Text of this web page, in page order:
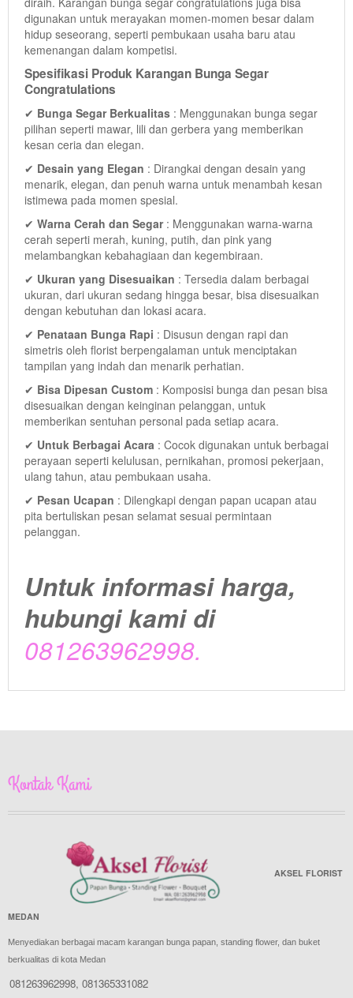
digunakan untuk merayakan momen-momen besar dalam
hidup seseorang, seperti pembukaan usaha baru atau
kemenangan dalam kompetisi.
Spesifikasi Produk Karangan Bunga Segar
Congratulations
✔ Bunga Segar Berkualitas : Menggunakan bunga segar
pilihan seperti mawar, lili dan gerbera yang memberikan
kesan ceria dan elegan.
✔ Desain yang Elegan : Dirangkai dengan desain yang
menarik, elegan, dan penuh warna untuk menambah kesan
istimewa pada momen spesial.
✔ Warna Cerah dan Segar: Menggunakan warna-warna
cerah seperti merah, kuning, putih, dan pink yang
melambangkan kebahagiaan dan kegembiraan.
✔ Ukuran yang Disesuaikan : Tersedia dalam berbagai
ukuran, dari ukuran sedang hingga besar, bisa disesuaikan
dengan kebutuhan dan lokasi acara.
✔ Penataan Bunga Rapi : Disusun dengan rapi dan
simetris oleh florist berpengalaman untuk menciptakan
tampilan yang indah dan menarik perhatian.
✔ Bisa Dipesan Custom : Komposisi bunga dan pesan bisa
disesuaikan dengan keinginan pelanggan, untuk
memberikan sentuhan personal pada setiap acara.
✔ Untuk Berbagai Acara : Cocok digunakan untuk berbagai
perayaan seperti kelulusan, pernikahan, promosi pekerjaan,
ulang tahun, atau pembukaan usaha.
✔ Pesan Ucapan : Dilengkapi dengan papan ucapan atau
pita bertuliskan pesan selamat sesuai permintaan
pelanggan.
Untuk informasi harga,
hubungi kami di
081263962998.
Kontak Kami
AKSEL FLORIST
MEDAN
Menyediakan berbagai macam karangan bunga papan, standing flower, dan buket
berkualitas di kota Medan
081263962998, 081365331082